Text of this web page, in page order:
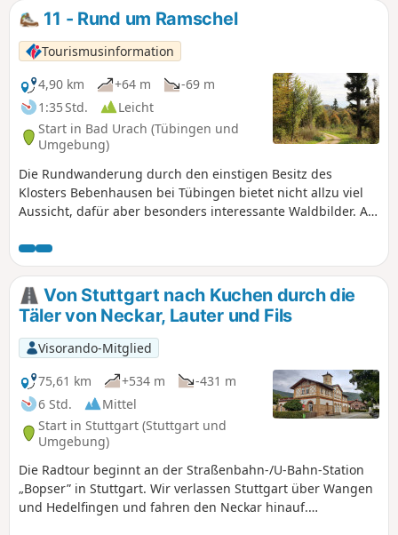
11 - Rund um Ramschel
Tourismusinformation
4,90 km
+64 m
-69 m
1:35 Std.
Leicht
Start in Bad Urach (Tübingen und
Umgebung)
Die Rundwanderung durch den einstigen Besitz des
Klosters Bebenhausen bei Tübingen bietet nicht allzu viel
Aussicht, dafür aber besonders interessante Waldbilder. An
Schatten. Die Wege sind auch bei feuchter Witterung
bequem zu begehen und größere Steigungen gilt es nicht
zu überwinden.
Von Stuttgart nach Kuchen durch die
Täler von Neckar, Lauter und Fils
Visorando-Mitglied
75,61 km
+534 m
-431 m
6 Std.
Mittel
Start in Stuttgart (Stuttgart und
Umgebung)
Die Radtour beginnt an der Straßenbahn-/U-Bahn-Station
„Bopser” in Stuttgart. Wir verlassen Stuttgart über Wangen
und Hedelfingen und fahren den Neckar hinauf.